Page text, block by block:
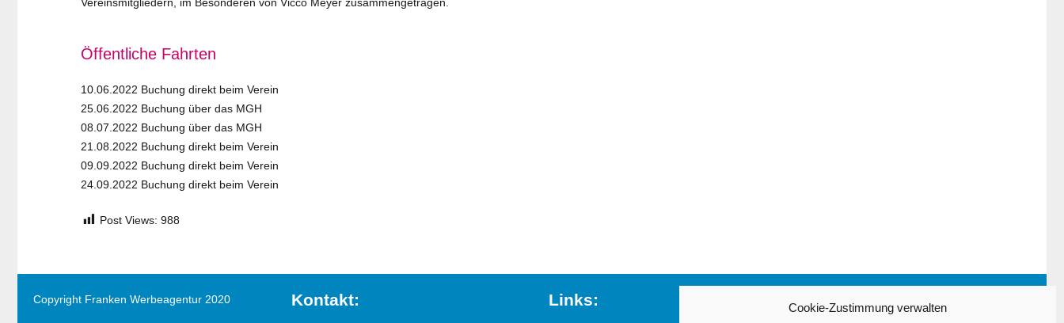
Cookie-Zustimmung verwalten
Öffentliche Fahrten
10.06.2022 Buchung direkt beim Verein
25.06.2022 Buchung über das MGH
08.07.2022 Buchung über das MGH
21.08.2022 Buchung direkt beim Verein
09.09.2022 Buchung direkt beim Verein
24.09.2022 Buchung direkt beim Verein
Post Views: 988
Copyright Franken Werbeagentur 2020 Kontakt: Links: